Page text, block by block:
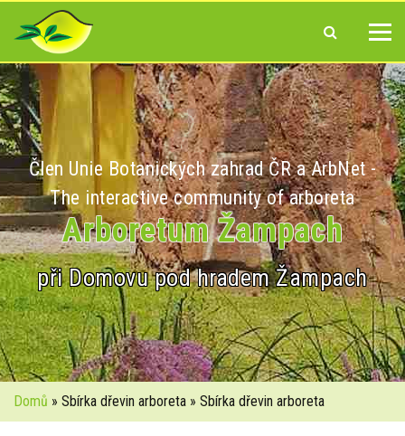
Člen Unie Botanických zahrad ČR a ArbNet -
The interactive community of arboreta
Arboretum Žampach
při Domovu pod hradem Žampach
Domů » Sbírka dřevin arboreta » Sbírka dřevin arboreta